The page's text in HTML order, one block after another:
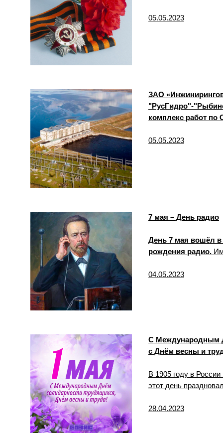
С Международным
с Днём весны и
В 1905 году в
этот день
28.04.2023
7 мая – День радио
День 7 мая вошёл в
рождения радио.
04.05.2023
ЗАО
"РусГидро"-
комплекс работ
05.05.2023
05.05.2023